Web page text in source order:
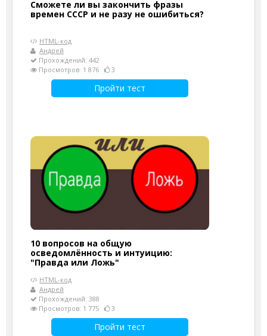
Сможете ли вы закончить фразы
времен СССР и не разу не ошибиться?
HTML-код
Андрей
Прохождений: 442
Просмотров: 1 876
3
Пройти тест
10 вопросов на общую
осведомлённость и интуицию:
"Правда или Ложь"
HTML-код
Андрей
Прохождений: 388
Просмотров: 1 775
3
Пройти тест